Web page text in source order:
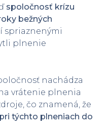
spoločnosť krízu
bežných
spriaznenými
plnenie
nachádza
vrátenie plnenia
čo znamená, že
týchto plneniach do